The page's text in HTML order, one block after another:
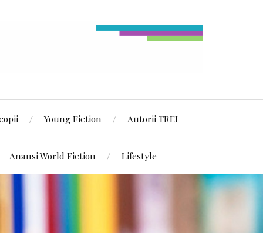
Young Fiction Autorii TREI
Anansi World Fiction Lifestyle